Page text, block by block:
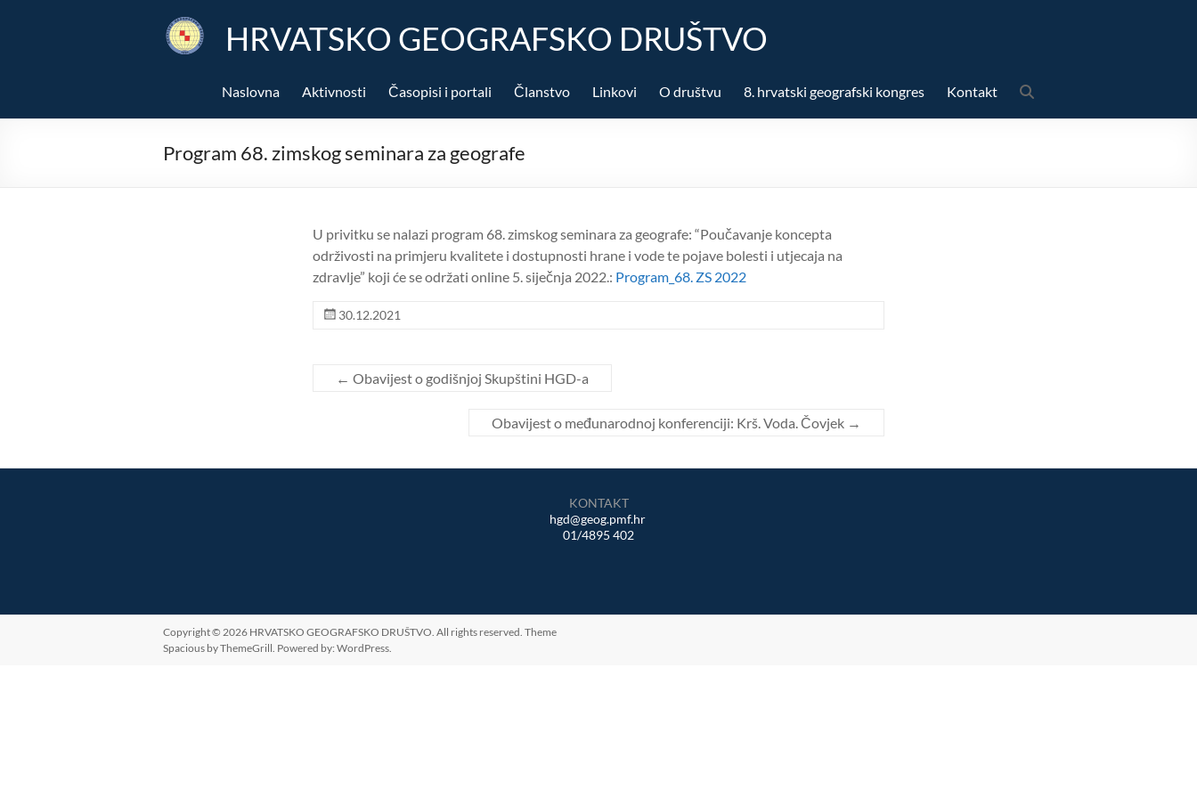
HRVATSKO GEOGRAFSKO DRUŠTVO
Naslovna Aktivnosti Časopisi i portali Članstvo Linkovi O društvu 8. hrvatski geografski kongres Kontakt
Program 68. zimskog seminara za geografe
U privitku se nalazi program 68. zimskog seminara za geografe: “Poučavanje koncepta
održivosti na primjeru kvalitete i dostupnosti hrane i vode te pojave bolesti i utjecaja na
zdravlje” koji će se održati online 5. siječnja 2022.: Program_68. ZS 2022
30.12.2021
← Obavijest o godišnjoj Skupštini HGD-a
Obavijest o međunarodnoj konferenciji: Krš. Voda. Čovjek →
KONTAKT
hgd@geog.pmf.hr
01/4895 402
Copyright © 2026 HRVATSKO GEOGRAFSKO DRUŠTVO. All rights reserved. Theme
Spacious by ThemeGrill. Powered by: WordPress.